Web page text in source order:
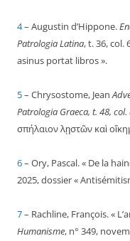
4– Augustin d’Hippone.
Patrologia Latina, t. 36, col.
asinus portat libros ».
5– Chrysostome, Jean
Patrologia Graeca, t. 48, col.
σπήλαιον λῃστῶν καὶ
6– Ory, Pascal. « De la
2025, dossier «
7– Rachline, François. «
Humanisme, n° 349,